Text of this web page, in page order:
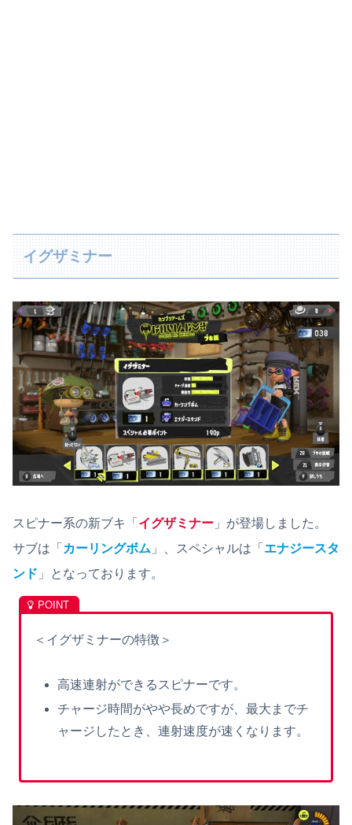
イグザミナー
スピナー系の新ブキ「 イグザミナー 」が登場しました。
サブは「 カーリングボム 」、スペシャルは「 エナジースタ
ンド 」となっております。
＜イグザミナーの特徴＞
高速連射ができるスピナーです。
チャージ時間がやや長めですが、最大までチ
ャージしたとき、連射速度が速くなります。